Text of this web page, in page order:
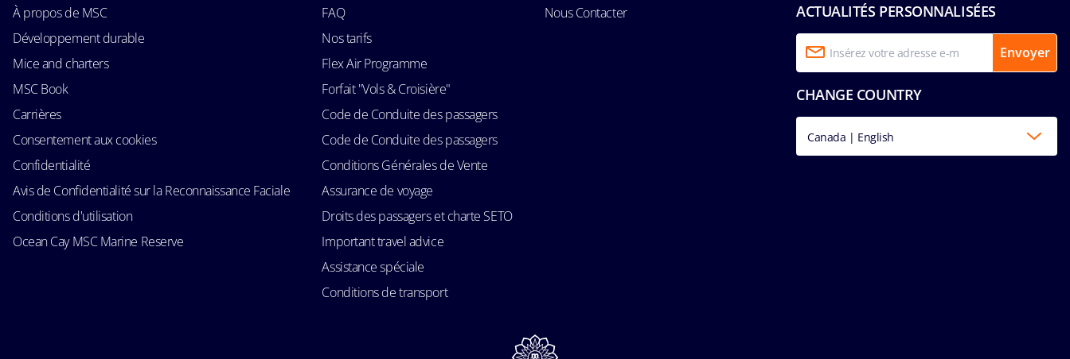
ACTUALITÉS PERSONNALISÉES
Envoyer
CHANGE COUNTRY
Canada | English
À propos de MSC
Développement durable
Mice and charters
MSC Book
Carrières
Consentement aux cookies
Confidentialité
Avis de Confidentialité sur la Reconnaissance Faciale
Conditions d'utilisation
Ocean Cay MSC Marine Reserve
FAQ
Nos tarifs
Flex Air Programme
Forfait "Vols & Croisière"
Code de Conduite des passagers
Code de Conduite des passagers
Conditions Générales de Vente
Assurance de voyage
Droits des passagers et charte SETO
Important travel advice
Assistance spéciale
Conditions de transport
Nous Contacter